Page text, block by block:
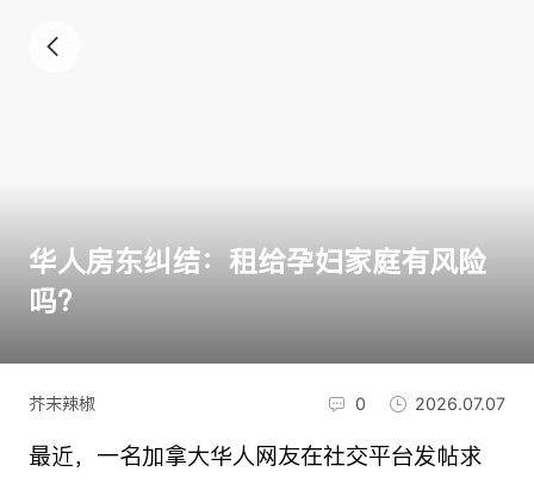
华人房东纠结：租给孕妇家庭有风险
吗？
芥末辣椒 0 2026.07.07
最近，一名加拿大华人网友在社交平台发帖求